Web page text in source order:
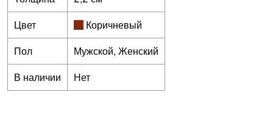
Цвет
Коричневый
Пол
Мужской, Женский
В наличии
Нет